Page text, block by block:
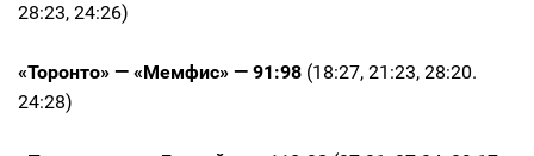
28:23, 24:26)
«Торонто» — «Мемфис» — 91:98 (18:27, 21:23, 28:20.
24:28)